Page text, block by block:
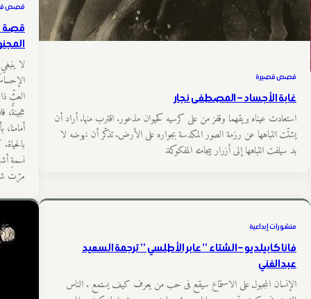
قصص قصيرة
غابة الأجساد – المصطفى نجار
استعادت عيناه بريقهما وقفز من على كرسيه كحيوان مذعور. اقترب منها. أراد أن
يشتّت انتباهها عن رزمة الصور المكدسة بجواره على الأرض. تذكّر أن نهوضه لا
بد سيلفت انتباهها إلى أزرار بيجامته المفكوكة.
قصص
قصة
لا
العثِّ
هجينةٌ،
نسمةِ
مرّت
منشورات إبداعية
فانا كابيلديو – الشتاء ” عابر الأطلسي ” ترجمة السعيد
عبدالغني
الإنسان المجبول على الاستماع سيقع فى حب من يعرف كيف يستمع . الناس